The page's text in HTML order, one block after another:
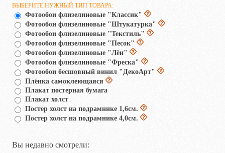
ВЫБЕРИТЕ НУЖНЫЙ ТИП ТОВАРА:
Фотообои флизелиновые "Классик"
Фотообои флизелиновые "Штукатурка"
Фотообои флизелиновые "Текстиль"
Фотообои флизелиновые "Песок"
Фотообои флизелиновые "Лён"
Фотообои флизелиновые "Фреска"
Фотообои бесшовный винил "ДекоАрт"
Плёнка самоклеющаяся
Плакат постерная бумага
Плакат холст
Постер холст на подрамнике 1,6см.
Постер холст на подрамнике 4,0см.
Вы недавно смотрели: